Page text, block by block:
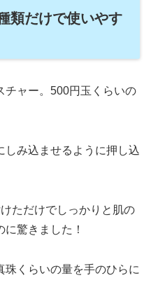
類だけで使いやす
チャー。500円玉くらいの
しみ込ませるように押し込
ただけでしっかりと肌の
驚きました！
珠くらいの量を手のひらに